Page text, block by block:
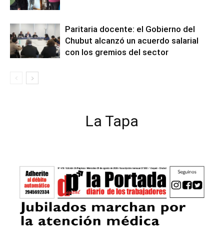
Paritaria docente: el Gobierno del
Chubut alcanzó un acuerdo salarial
con los gremios del sector
La Tapa